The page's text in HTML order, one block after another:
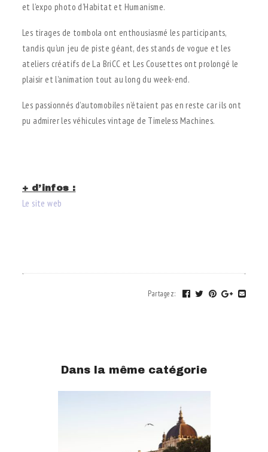
et l’expo photo d’Habitat et Humanisme.
Les tirages de tombola ont enthousiasmé les participants,
tandis qu’un jeu de piste géant, des stands de vogue et les
ateliers créatifs de La BriCC et Les Cousettes ont prolongé le
plaisir et l’animation tout au long du week-end.
Les passionnés d’automobiles n’étaient pas en reste car ils ont
pu admirer les véhicules vintage de Timeless Machines.
+ d’infos :
Le site web
Partagez:
Dans la même catégorie